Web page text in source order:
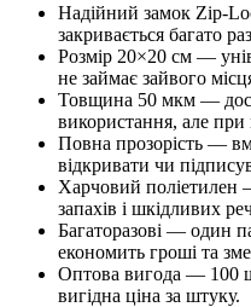
Надійний замок Zip-
закривається багато
Розмір 20×20 см —
не займає зайвого
Товщина 50 мкм —
використання, але при
Повна прозорість —
відкривати чи
Харчовий поліетилен
запахів і шкідливих
Багаторазові — один
економить гроші та
Оптова вигода — 100
вигідна ціна за штуку.